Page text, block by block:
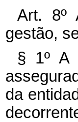
Art. 8º
gestão,
§ 1º A
da